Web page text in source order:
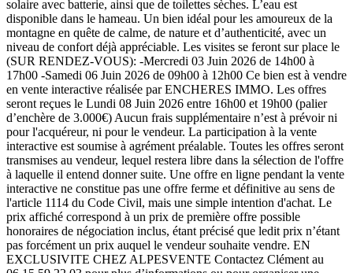
solaire avec batterie, ainsi que de toilettes sèches. L’eau est
disponible dans le hameau. Un bien idéal pour les amoureux de la
montagne en quête de calme, de nature et d’authenticité, avec un
niveau de confort déjà appréciable. Les visites se feront sur place le
(SUR RENDEZ-VOUS): -Mercredi 03 Juin 2026 de 14h00 à
17h00 -Samedi 06 Juin 2026 de 09h00 à 12h00 Ce bien est à vendre
en vente interactive réalisée par ENCHERES IMMO. Les offres
seront reçues le Lundi 08 Juin 2026 entre 16h00 et 19h00 (palier
d’enchère de 3.000€) Aucun frais supplémentaire n’est à prévoir ni
pour l'acquéreur, ni pour le vendeur. La participation à la vente
interactive est soumise à agrément préalable. Toutes les offres seront
transmises au vendeur, lequel restera libre dans la sélection de l'offre
à laquelle il entend donner suite. Une offre en ligne pendant la vente
interactive ne constitue pas une offre ferme et définitive au sens de
l'article 1114 du Code Civil, mais une simple intention d'achat. Le
prix affiché correspond à un prix de première offre possible
honoraires de négociation inclus, étant précisé que ledit prix n’étant
pas forcément un prix auquel le vendeur souhaite vendre. EN
EXCLUSIVITE CHEZ ALPESVENTE Contactez Clément au